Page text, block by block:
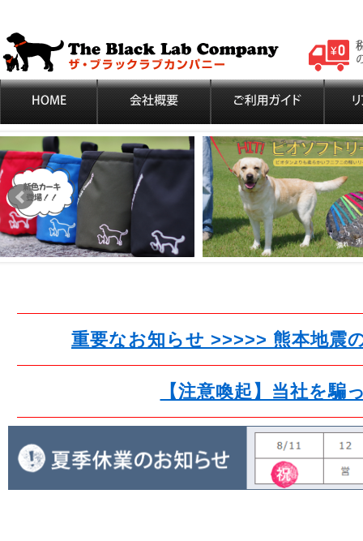
重要なお知らせ >>>>> 熊本地震
【注意喚起】当社を